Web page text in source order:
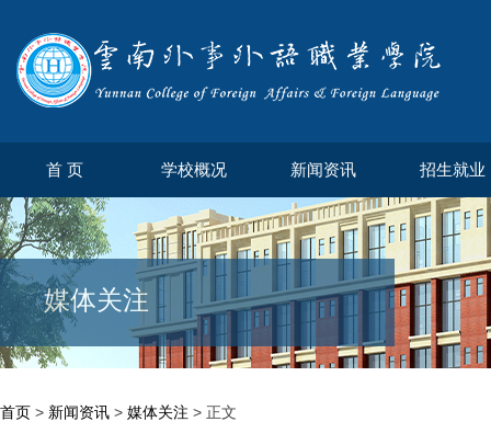
首 页 学校概况 新闻资讯 招生就业
媒体关注
首页 > 新闻资讯 > 媒体关注 > 正文